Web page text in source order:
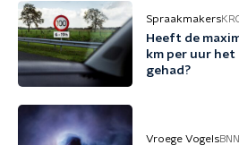
Spraakmakers
Heeft de
km per uur
gehad?
Vroege Vogels